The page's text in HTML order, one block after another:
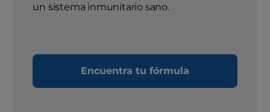
un sistema inmunitario sano.
Encuentra tu fórmula